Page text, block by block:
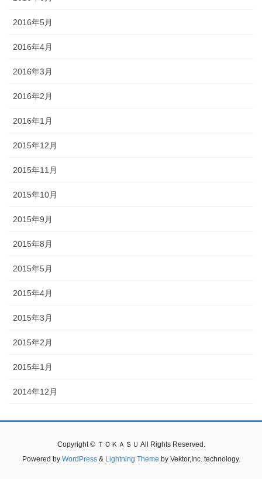
2016年5月
2016年4月
2016年3月
2016年2月
2016年1月
2015年12月
2015年11月
2015年10月
2015年9月
2015年8月
2015年5月
2015年4月
2015年3月
2015年2月
2015年1月
2014年12月
Copyright © ＴＯＫＡＳＵ All Rights Reserved.
Powered by WordPress& Lightning Theme by Vektor,Inc. technology.